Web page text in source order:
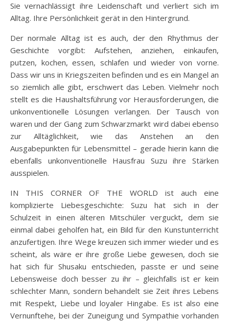
Sie vernachlässigt ihre Leidenschaft und verliert sich im
Alltag. Ihre Persönlichkeit gerät in den Hintergrund.
Der normale Alltag ist es auch, der den Rhythmus der
Geschichte vorgibt: Aufstehen, anziehen, einkaufen,
putzen, kochen, essen, schlafen und wieder von vorne.
Dass wir uns in Kriegszeiten befinden und es ein Mangel an
so ziemlich alle gibt, erschwert das Leben. Vielmehr noch
stellt es die Haushaltsführung vor Herausforderungen, die
unkonventionelle Lösungen verlangen. Der Tausch von
waren und der Gang zum Schwarzmarkt wird dabei ebenso
zur Alltäglichkeit, wie das Anstehen an den
Ausgabepunkten für Lebensmittel – gerade hierin kann die
ebenfalls unkonventionelle Hausfrau Suzu ihre Stärken
ausspielen.
IN THIS CORNER OF THE WORLD ist auch eine
komplizierte Liebesgeschichte: Suzu hat sich in der
Schulzeit in einen älteren Mitschüler verguckt, dem sie
einmal dabei geholfen hat, ein Bild für den Kunstunterricht
anzufertigen. Ihre Wege kreuzen sich immer wieder und es
scheint, als wäre er ihre große Liebe gewesen, doch sie
hat sich für Shusaku entschieden, passte er und seine
Lebensweise doch besser zu ihr – gleichfalls ist er kein
schlechter Mann, sondern behandelt sie Zeit ihres Lebens
mit Respekt, Liebe und loyaler Hingabe. Es ist also eine
Vernunftehe, bei der Zuneigung und Sympathie vorhanden